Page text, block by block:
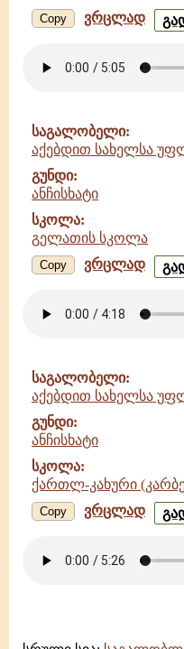
Copy ვრცლად
-
საგალობელი:
აქებდით სახელსა
გუნდი:
ანჩისხატი
სკოლა:
გელათის სკოლა
Copy ვრცლად
-
საგალობელი:
აქებდით სახელსა
გუნდი:
ანჩისხატი
სკოლა:
ქართლ-კახური
Copy ვრცლად
-